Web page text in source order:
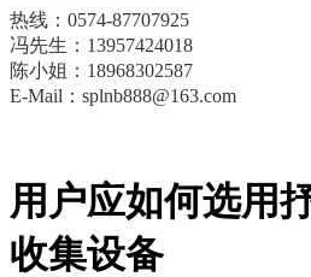
热线：0574-87707925
冯先生 ： 13957424018
陈小姐：18968302587
E-Mail：splnb888@163.com
用户应如何选用
收集设备